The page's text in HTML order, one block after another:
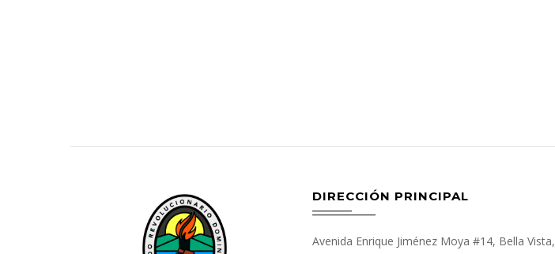
DIRECCIÓN PRINCIPAL
Avenida Enrique Jiménez Moya #14, Bella Vista,